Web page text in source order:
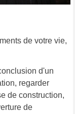
de votre vie,
d'un
regarder
de construction,
de